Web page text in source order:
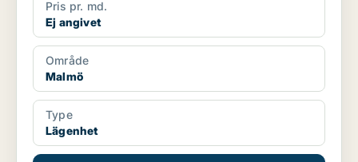
Pris pr. md.
Ej angivet
Område
Malmö
Type
Lägenhet